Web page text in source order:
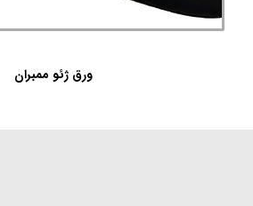
ورق ژئو ممبران